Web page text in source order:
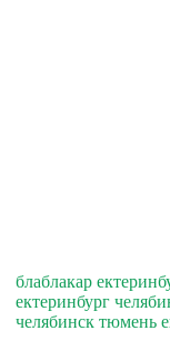
блаблакар
ектеринбург
челябинск тюмень